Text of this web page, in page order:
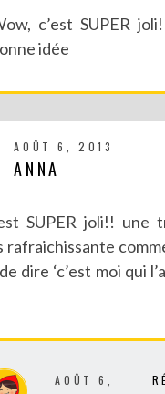
PETIT CITRON POUR UNE ANNONCE
c’est SUPER
idée
AOÛT 6, 2013
ANNA
SUPER joli!! une
rafraichissante
dire ‘c’est moi qui
AOÛT 6,